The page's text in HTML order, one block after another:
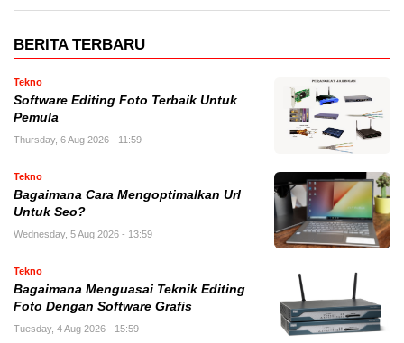
BERITA TERBARU
Tekno
Software Editing Foto Terbaik Untuk
Pemula
Thursday, 6 Aug 2026 - 11:59
Tekno
Bagaimana Cara Mengoptimalkan Url
Untuk Seo?
Wednesday, 5 Aug 2026 - 13:59
Tekno
Bagaimana Menguasai Teknik Editing
Foto Dengan Software Grafis
Tuesday, 4 Aug 2026 - 15:59